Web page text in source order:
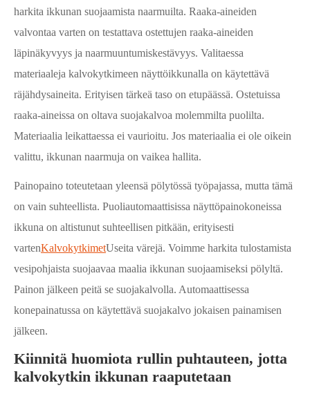
harkita ikkunan suojaamista naarmuilta. Raaka-aineiden
valvontaa varten on testattava ostettujen raaka-aineiden
läpinäkyvyys ja naarmuuntumiskestävyys. Valitaessa
materiaaleja kalvokytkimeen näyttöikkunalla on käytettävä
räjähdysaineita. Erityisen tärkeä taso on etupäässä. Ostetuissa
raaka-aineissa on oltava suojakalvoa molemmilta puolilta.
Materiaalia leikattaessa ei vaurioitu. Jos materiaalia ei ole oikein
valittu, ikkunan naarmuja on vaikea hallita.
Painopaino toteutetaan yleensä pölytössä työpajassa, mutta tämä
on vain suhteellista. Puoliautomaattisissa näyttöpainokoneissa
ikkuna on altistunut suhteellisen pitkään, erityisesti
vartenKalvokytkimetUseita värejä. Voimme harkita tulostamista
vesipohjaista suojaavaa maalia ikkunan suojaamiseksi pölyltä.
Painon jälkeen peitä se suojakalvolla. Automaattisessa
konepainatussa on käytettävä suojakalvo jokaisen painamisen
jälkeen.
Kiinnitä huomiota rullin puhtauteen, jotta
kalvokytkin ikkunan raaputetaan